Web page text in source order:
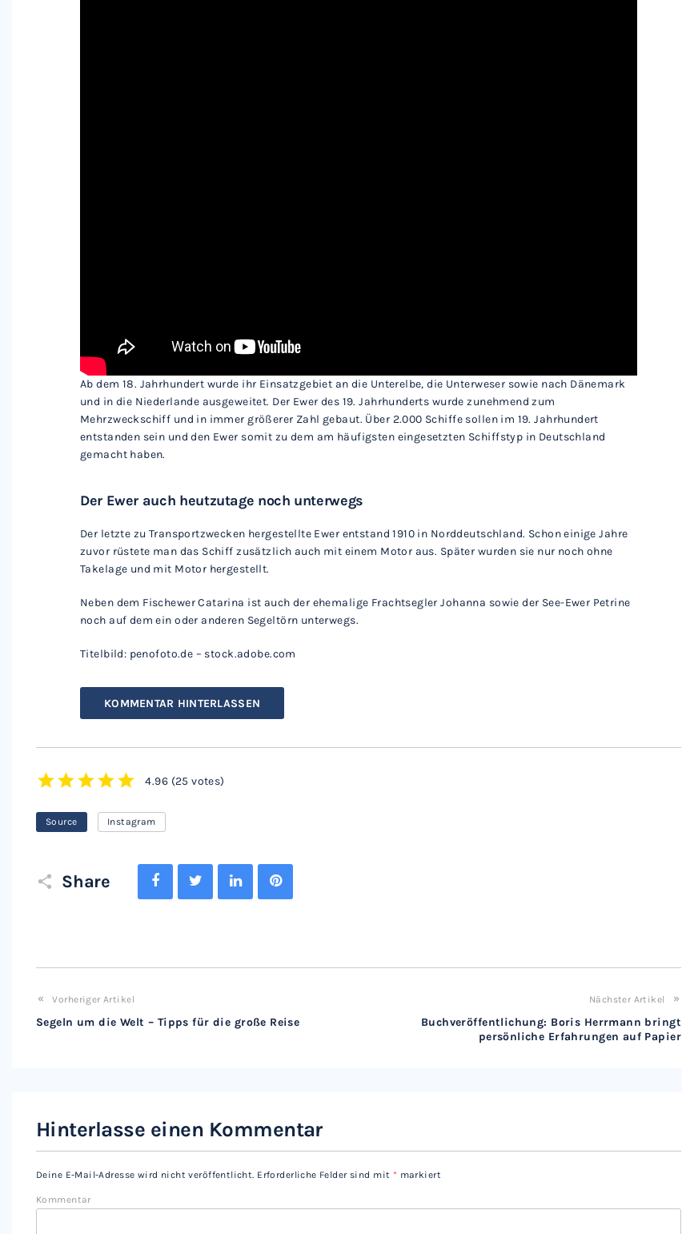
Ab dem 18. Jahrhundert wurde ihr Einsatzgebiet an die Unterelbe, die Unterweser sowie nach Dänemark
und in die Niederlande ausgeweitet. Der Ewer des 19. Jahrhunderts wurde zunehmend zum
Mehrzweckschiff und in immer größerer Zahl gebaut. Über 2.000 Schiffe sollen im 19. Jahrhundert
entstanden sein und den Ewer somit zu dem am häufigsten eingesetzten Schiffstyp in Deutschland
gemacht haben.
Der Ewer auch heutzutage noch unterwegs
Der letzte zu Transportzwecken hergestellte Ewer entstand 1910 in Norddeutschland. Schon einige Jahre
zuvor rüstete man das Schiff zusätzlich auch mit einem Motor aus. Später wurden sie nur noch ohne
Takelage und mit Motor hergestellt.
Neben dem Fischewer Catarina ist auch der ehemalige Frachtsegler Johanna sowie der See-Ewer Petrine
noch auf dem ein oder anderen Segeltörn unterwegs.
Titelbild: penofoto.de – stock.adobe.com
KOMMENTAR HINTERLASSEN
4.96 (25 votes)
Source Instagram
Share
FacebookTwitter LinkedIn
Vorheriger Artikel
Segeln um die Welt – Tipps für die große Reise
Nächster Artikel
Buchveröffentlichung: Boris Herrmann bringt
persönliche Erfahrungen auf Papier
Hinterlasse einen Kommentar
Deine E-Mail-Adresse wird nicht veröffentlicht. Erforderliche Felder sind mit * markiert
Kommentar